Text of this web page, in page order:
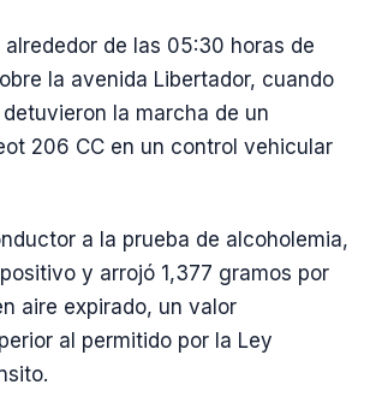
de las 05:30 horas de
la avenida Libertador, cuando
la marcha de un
206 CC en un control vehicular
a la prueba de alcoholemia,
y arrojó 1,377 gramos por
aire expirado, un valor
al permitido por la Ley